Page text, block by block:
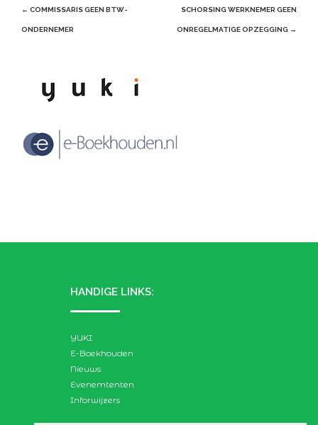
Post
navigation
← COMMISSARIS GEEN BTW-
ONDERNEMER
SCHORSING WERKNEMER GEEN
ONREGELMATIGE OPZEGGING →
HANDIGE LINKS:
YUKI
E-Boekhouden
Nieuws
Evenemtenten
Inforwijzers